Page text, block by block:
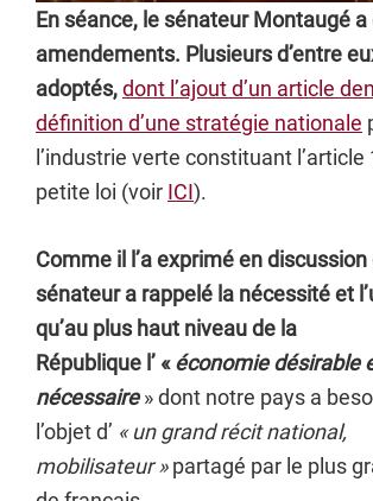
En séance, le sénateur Montaugé a
amendements. Plusieurs d’entre
adoptés,dont l’ajout d’un article
définition d’une stratégie nationale
l’industrie verte constituant l’article
petite loi (voir ICI).
Comme il l’a exprimé en
sénateur a rappelé la nécessité et
qu’au plus haut niveau de la
République l’ «économie désirable
nécessaire » dont notre pays a
l’objet d’ « un grand récit national,
mobilisateur »partagé par le plus